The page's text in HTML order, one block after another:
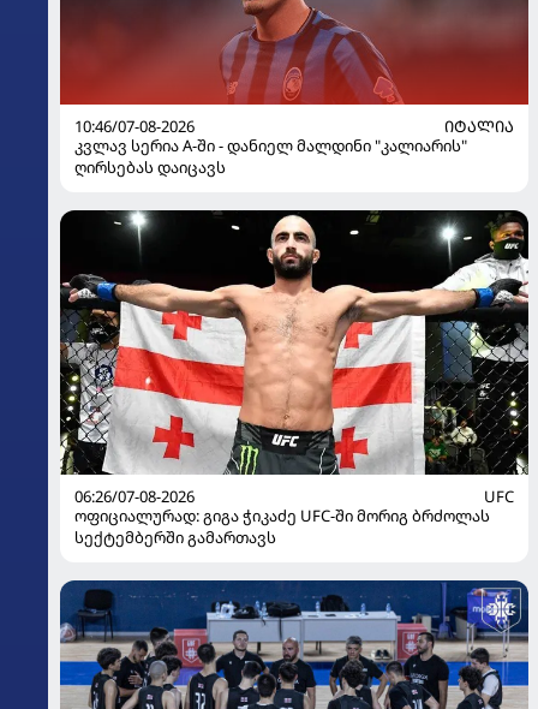
10:46/07-08-2026
ᲘᲢᲐᲚᲘᲐ
კვლავ სერია A-ში - დანიელ მალდინი "კალიარის"
ღირსებას დაიცავს
06:26/07-08-2026
UFC
ოფიციალურად: გიგა ჭიკაძე UFC-ში მორიგ ბრძოლას
სექტემბერში გამართავს